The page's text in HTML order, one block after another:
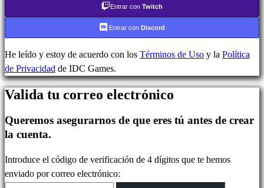
IDC
Plays
IDC
Gifts
Soporte
Regístrate
Entrar con Twitch
Entrar con Discord
He leído y estoy de acuerdo con los Términos de Uso y la Política
de Privacidad de IDC Games.
Valida tu correo electrónico
Queremos asegurarnos de que eres tú antes de crear
la cuenta.
Introduce el código de verificación de 4 dígitos que te hemos
enviado por correo electrónico: